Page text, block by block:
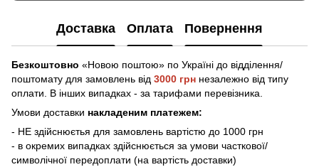
Доставка Оплата Повернення
Безкоштовно «Новою поштою» по Україні до відділення/
поштомату для замовлень від 3000 грн незалежно від типу
оплати. В інших випадках - за тарифами перевізника.
Умови доставки накладеним платежем:
- НЕ здійснюєтья для замовлень вартістю до 1000 грн
- в окремих випадках здійснюється за умови часткової/
символічної передоплати (на вартість доставки)